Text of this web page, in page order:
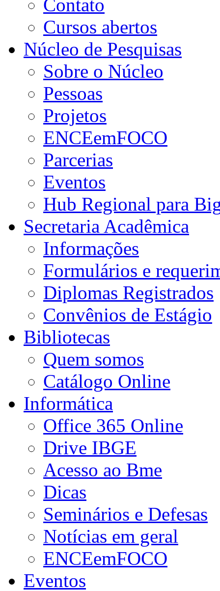
Contato
Cursos abertos
Núcleo de Pesquisas
Sobre o Núcleo
Pessoas
Projetos
ENCEemFOCO
Parcerias
Eventos
Hub Regional para
Secretaria Acadêmica
Informações
Formulários e
Diplomas Registrados
Convênios de Estágio
Bibliotecas
Quem somos
Catálogo Online
Informática
Office 365 Online
Drive IBGE
Acesso ao Bme
Dicas
Seminários e Defesas
Notícias em geral
ENCEemFOCO
Eventos